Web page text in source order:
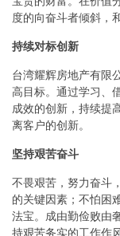
度的向奋斗者倾斜，
持续对标创新
台湾耀辉房地产有限
高目标。通过学习、
成效的创新，持续提
离客户的创新。
坚持艰苦奋斗
不畏艰苦，努力奋斗
的关键因素；不怕困
法宝。成由勤俭败由
持艰苦务实的工作作风